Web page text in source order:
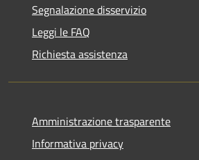
Segnalazione disservizio
Leggi le FAQ
Richiesta assistenza
Amministrazione trasparente
Informativa privacy